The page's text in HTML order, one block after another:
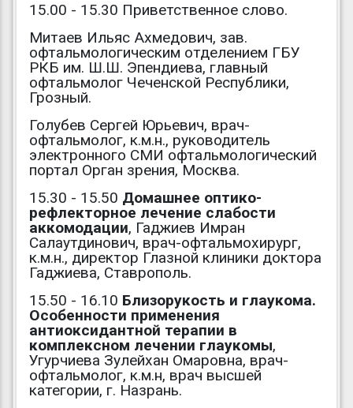
15.00 - 15.30 Приветственное слово.
Митаев Ильяс Ахмедович, зав.
офтальмологическим отделением ГБУ
РКБ им. Ш.Ш. Эпендиева, главный
офтальмолог Чеченской Республики,
Грозный.
Голубев Сергей Юрьевич, врач-
офтальмолог, к.м.н., руководитель
электронного СМИ офтальмологический
портал Орган зрения, Москва.
15.30 - 15.50 Домашнее оптико-
рефлекторное лечение слабости
аккомодации, Гаджиев Имран
Салаутдинович, врач-офтальмохирург,
к.м.н., директор Глазной клиники доктора
Гаджиева, Ставрополь.
15.50 - 16.10 Близорукость и глаукома.
Особенности применения
антиоксидантной терапии в
комплексном лечении глаукомы,
Угурчиева Зулейхан Омаровна, врач-
офтальмолог, к.м.н, врач высшей
категории, г. Назрань.